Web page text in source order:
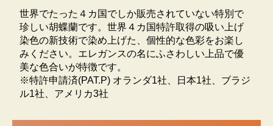
エレガンスシリーズに使われている色とりどりの胡蝶
蘭は、愛知県豊橋市の松浦園芸が染色し販売していま
す。松浦園芸は、胡蝶蘭を育てて四半世紀・年間24万
鉢を越える日本トップクラスの生産をしています。世
界4ヶ国で特許取得した珍しい胡蝶蘭エレガンス・シリ
ーズの日本で唯一の生産者です。日持ちの良い高品質
な胡蝶蘭にこだわり専用コンピュータで24時間0.5度単
一鉢一鉢、職人の手で水やりをし心を込めて育てた胡
世界でたった４カ国でしか販売されていない特別で
珍しい胡蝶蘭です。世界４カ国特許取得の吸い上げ
染色の新技術で染め上げた、個性的な色彩をお楽し
みください。エレガンスの名にふさわしい上品で優
美な色合いが特徴です。
※特許申請済(PAT.P) オランダ1社、日本1社、ブラジ
ル1社、アメリカ3社